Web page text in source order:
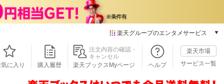
楽天グループのエンタメサービス
本/ゲーム/CD/DVD
楽天ブックス
楽天Kobo
気に入り 購入履歴
注文内容の確認・
キャンセル
楽天ブックスMyページ
ヘルプ
楽天市場
サービス一覧